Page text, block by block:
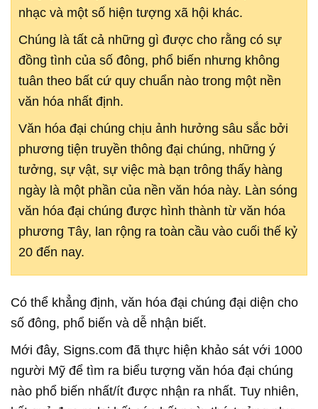
nhạc và một số hiện tượng xã hội khác.
Chúng là tất cả những gì được cho rằng có sự
đồng tình của số đông, phổ biến nhưng không
tuân theo bất cứ quy chuẩn nào trong một nền
văn hóa nhất định.
Văn hóa đại chúng chịu ảnh hưởng sâu sắc bởi
phương tiện truyền thông đại chúng, những ý
tưởng, sự vật, sự việc mà bạn trông thấy hàng
ngày là một phần của nền văn hóa này. Làn sóng
văn hóa đại chúng được hình thành từ văn hóa
phương Tây, lan rộng ra toàn cầu vào cuối thế kỷ
20 đến nay.
Có thể khẳng định, văn hóa đại chúng đại diện cho
số đông, phổ biến và dễ nhận biết.
Mới đây, Signs.com đã thực hiện khảo sát với 1000
người Mỹ để tìm ra biểu tượng văn hóa đại chúng
nào phổ biến nhất/ít được nhận ra nhất. Tuy nhiên,